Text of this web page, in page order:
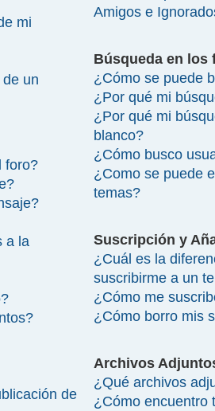
mi
un
foro?
a la
de
Amigos e
Búsqueda en los
¿Cómo se puede
¿Por qué mi
¿Por qué mi
blanco?
¿Cómo busco
¿Como se puede
temas?
Suscripción y
¿Cuál es la
suscribirme a un
¿Cómo me
¿Cómo borro mis
Archivos
¿Qué archivos
¿Cómo encuentro